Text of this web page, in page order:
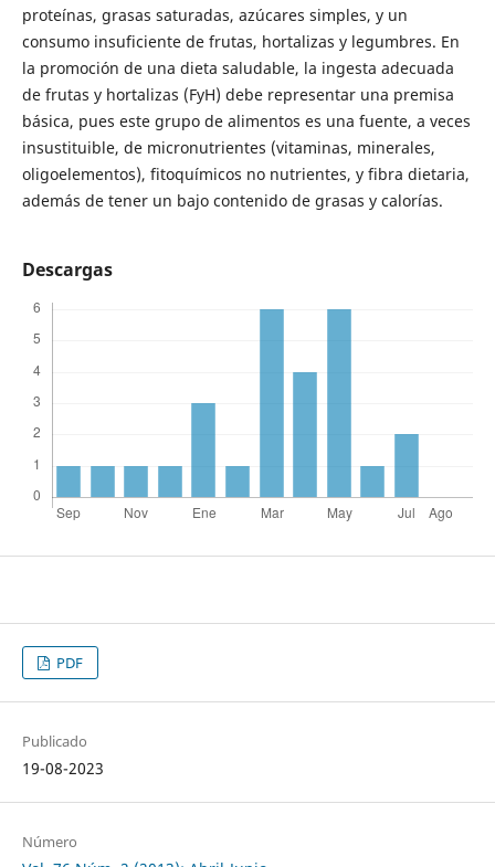
proteínas, grasas saturadas, azúcares simples, y un
consumo insuficiente de frutas, hortalizas y legumbres. En
la promoción de una dieta saludable, la ingesta adecuada
de frutas y hortalizas (FyH) debe representar una premisa
básica, pues este grupo de alimentos es una fuente, a veces
insustituible, de micronutrientes (vitaminas, minerales,
oligoelementos), fitoquímicos no nutrientes, y fibra dietaria,
además de tener un bajo contenido de grasas y calorías.
Descargas
PDF
Publicado
19-08-2023
Número